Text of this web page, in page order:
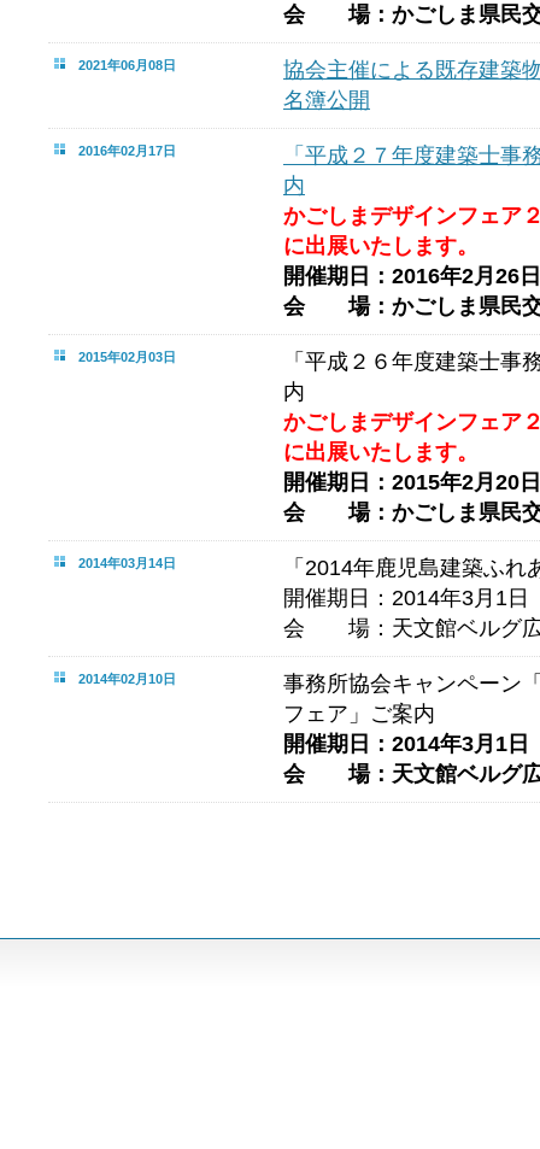
会 場：かごしま県民交
2021年06月08日
協会主催による既存建築
名簿公開
2016年02月17日
「平成２７年度建築士事
内
かごしまデザインフェア
に出展いたします。
開催期日：2016年2月26
会 場：かごしま県民交
2015年02月03日
「平成２６年度建築士事
内
かごしまデザインフェア
に出展いたします。
開催期日：2015年2月20
会 場：かごしま県民交
2014年03月14日
「2014年鹿児島建築ふ
開催期日：2014年3月1日
会 場：天文館ベルグ広
2014年02月10日
事務所協会キャンペーン
フェア」ご案内
開催期日：2014年3月1日
会 場：天文館ベルグ広